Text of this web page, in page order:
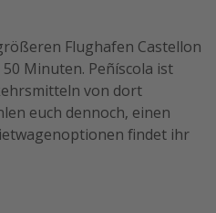
Flughafen Castellon
Minuten. Peñíscola ist
von dort
euch dennoch, einen
findet ihr